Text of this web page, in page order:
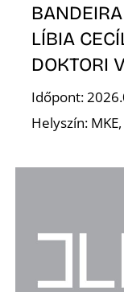
LÍBIA
DOKTORI
Időpont:
Helyszín: